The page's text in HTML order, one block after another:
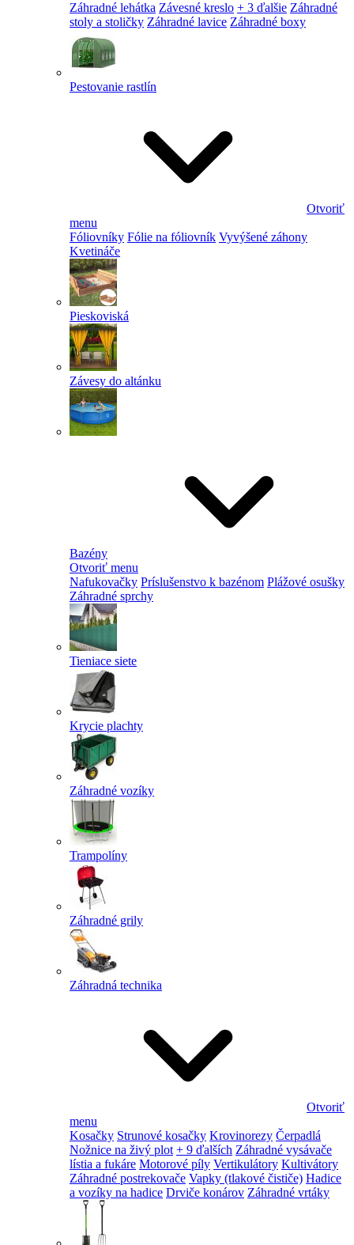
Záhradné lehátka Závesné kreslo + 3 ďalšie Záhradné
stoly a stoličky Záhradné lavice Záhradné boxy
Pestovanie rastlín
Otvoriť
menu
Fóliovníky Fólie na fóliovník Vyvýšené záhony
Kvetináče
Pieskoviská
Závesy do altánku
Bazény
Otvoriť menu
Nafukovačky Príslušenstvo k bazénom Plážové osušky
Záhradné sprchy
Tieniace siete
Krycie plachty
Záhradné vozíky
Trampolíny
Záhradné grily
Záhradná technika
Otvoriť
menu
Kosačky Strunové kosačky Krovinorezy Čerpadlá
Nožnice na živý plot + 9 ďalších Záhradné vysávače
lístia a fukáre Motorové píly Vertikulátory Kultivátory
Záhradné postrekovače Vapky (tlakové čističe) Hadice
a vozíky na hadice Drviče konárov Záhradné vrtáky